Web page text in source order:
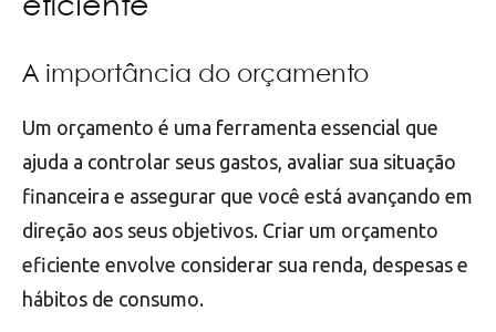
eficiente
A importância do orçamento
Um orçamento é uma ferramenta essencial que
ajuda a controlar seus gastos, avaliar sua situação
financeira e assegurar que você está avançando em
direção aos seus objetivos. Criar um orçamento
eficiente envolve considerar sua renda, despesas e
hábitos de consumo.